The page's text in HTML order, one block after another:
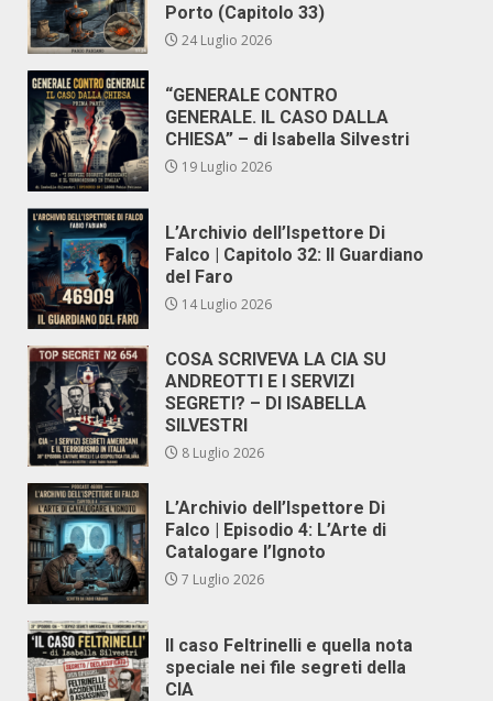
Porto (Capitolo 33)
24 Luglio 2026
“GENERALE CONTRO
GENERALE. IL CASO DALLA
CHIESA” – di Isabella Silvestri
19 Luglio 2026
L’Archivio dell’Ispettore Di
Falco | Capitolo 32: Il Guardiano
del Faro
14 Luglio 2026
COSA SCRIVEVA LA CIA SU
ANDREOTTI E I SERVIZI
SEGRETI? – DI ISABELLA
SILVESTRI
8 Luglio 2026
L’Archivio dell’Ispettore Di
Falco | Episodio 4: L’Arte di
Catalogare l’Ignoto
7 Luglio 2026
Il caso Feltrinelli e quella nota
speciale nei file segreti della
CIA